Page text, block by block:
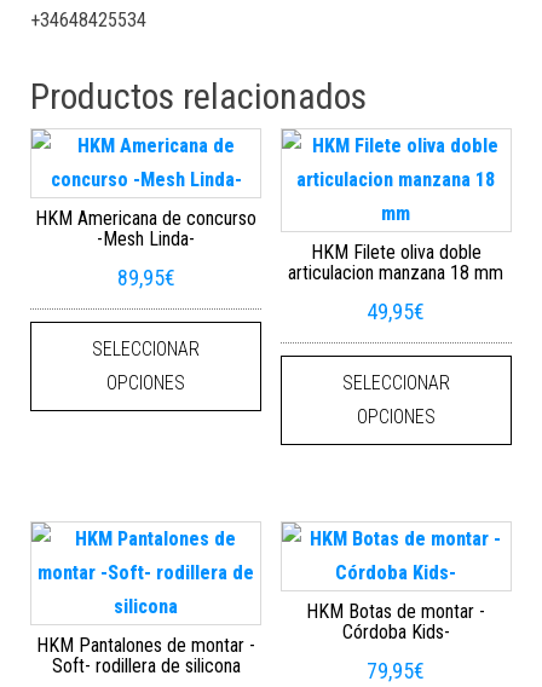
+34648425534
Productos relacionados
HKM Americana de concurso
-Mesh Linda-
89,95€
SELECCIONAR
OPCIONES
Este producto tiene múltiples
HKM Filete oliva doble
articulacion manzana 18 mm
49,95€
SELECCIONAR
OPCIONES
HKM Pantalones de montar -
Soft- rodillera de silicona
HKM Botas de montar -
Córdoba Kids-
79,95€